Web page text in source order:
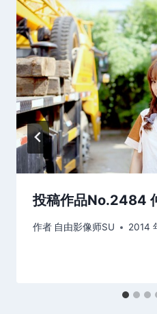
投稿作品No.2484
作者 自由影像师SU 2014